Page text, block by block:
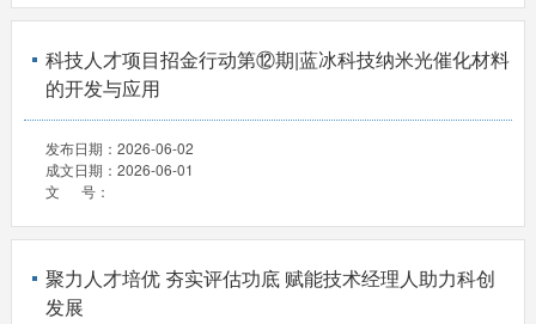
科技人才项目招金行动第⑫期|蓝冰科技纳米光催化材料
的开发与应用
发布日期： 2026-06-02
成文日期： 2026-06-01
文 号：
聚力人才培优 夯实评估功底 赋能技术经理人助力科创
发展